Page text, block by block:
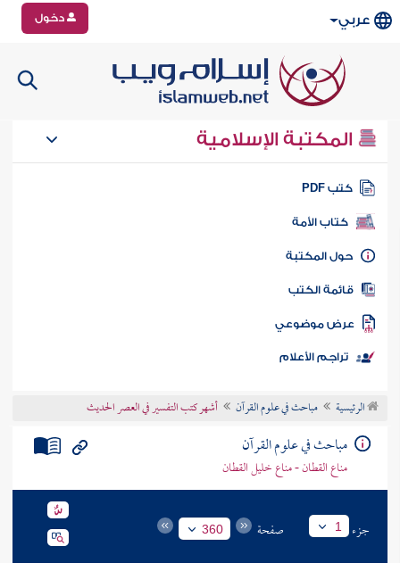
عربي دخول
المكتبة الإسلامية
كتب PDF
كتاب الأمة
المكتبة
الكتب
موضوعي
تراجم الأعلام
الرئيسية مباحث في علوم القرآن أشهر كتب التفسير في العصر الحديث
مباحث في علوم القرآن
مناع القطان - مناع خليل القطان
جزء 1 صفحة 360